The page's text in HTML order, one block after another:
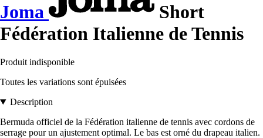
Joma
Short
Fédération Italienne de Tennis
Produit indisponible
Toutes les variations sont épuisées
Description
Bermuda officiel de la Fédération italienne de tennis avec cordons de
serrage pour un ajustement optimal. Le bas est orné du drapeau italien.